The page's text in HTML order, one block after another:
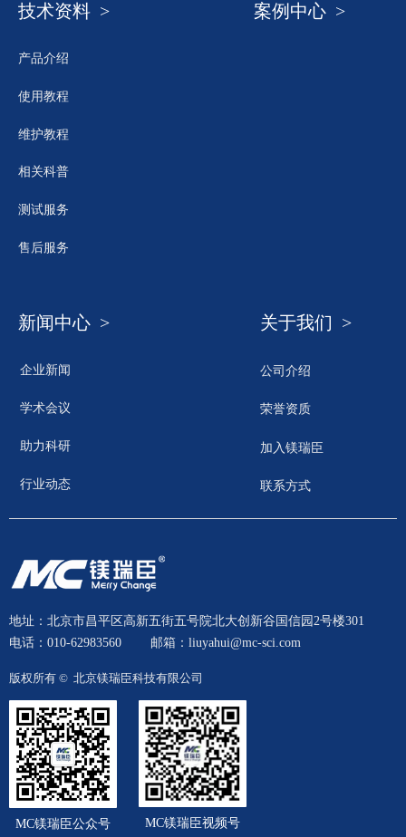
技术资料 >
产品介绍
使用教程
维护教程
相关科普
测试服务
售后服务
案例中心 >
新闻中心 >
企业新闻
学术会议
助力科研
行业动态
关于我们 >
公司介绍
荣誉资质
加入镁瑞臣
联系方式
版权所有 © 北京镁瑞臣科技有限公司
地址：北京市昌平区高新五街五号院北大创新谷国信园2号楼301
电话：010-62983560 邮箱：liuyahui@mc-sci.com
MC镁瑞臣公众号 MC镁瑞臣视频号